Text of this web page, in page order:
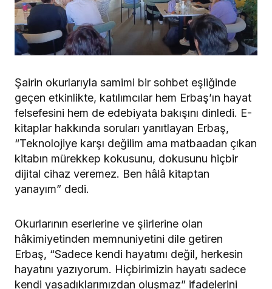
Şairin okurlarıyla samimi bir sohbet eşliğinde
geçen etkinlikte, katılımcılar hem Erbaş’ın hayat
felsefesini hem de edebiyata bakışını dinledi. E-
kitaplar hakkında soruları yanıtlayan Erbaş,
“Teknolojiye karşı değilim ama matbaadan çıkan
kitabın mürekkep kokusunu, dokusunu hiçbir
dijital cihaz veremez. Ben hâlâ kitaptan
yanayım” dedi.
Okurlarının eserlerine ve şiirlerine olan
hâkimiyetinden memnuniyetini dile getiren
Erbaş, “Sadece kendi hayatımı değil, herkesin
hayatını yazıyorum. Hiçbirimizin hayatı sadece
kendi yaşadıklarımızdan oluşmaz” ifadelerini